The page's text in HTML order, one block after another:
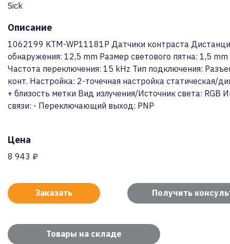
Sick
Описание
1062199 KTM-WP11181P Датчики контраста
обнаружения: 12,5 mm Размер светового пятна: 1,5
Частота переключения: 15 kHz Тип подключения:
конт. Настройка: 2-точечная настройка статическая/
+ близость метки Вид излучения/Источник света: RGB
связи: - Переключающий выход: PNP
Цена
8 943 ₽
Заказать Получить
Товары на складе